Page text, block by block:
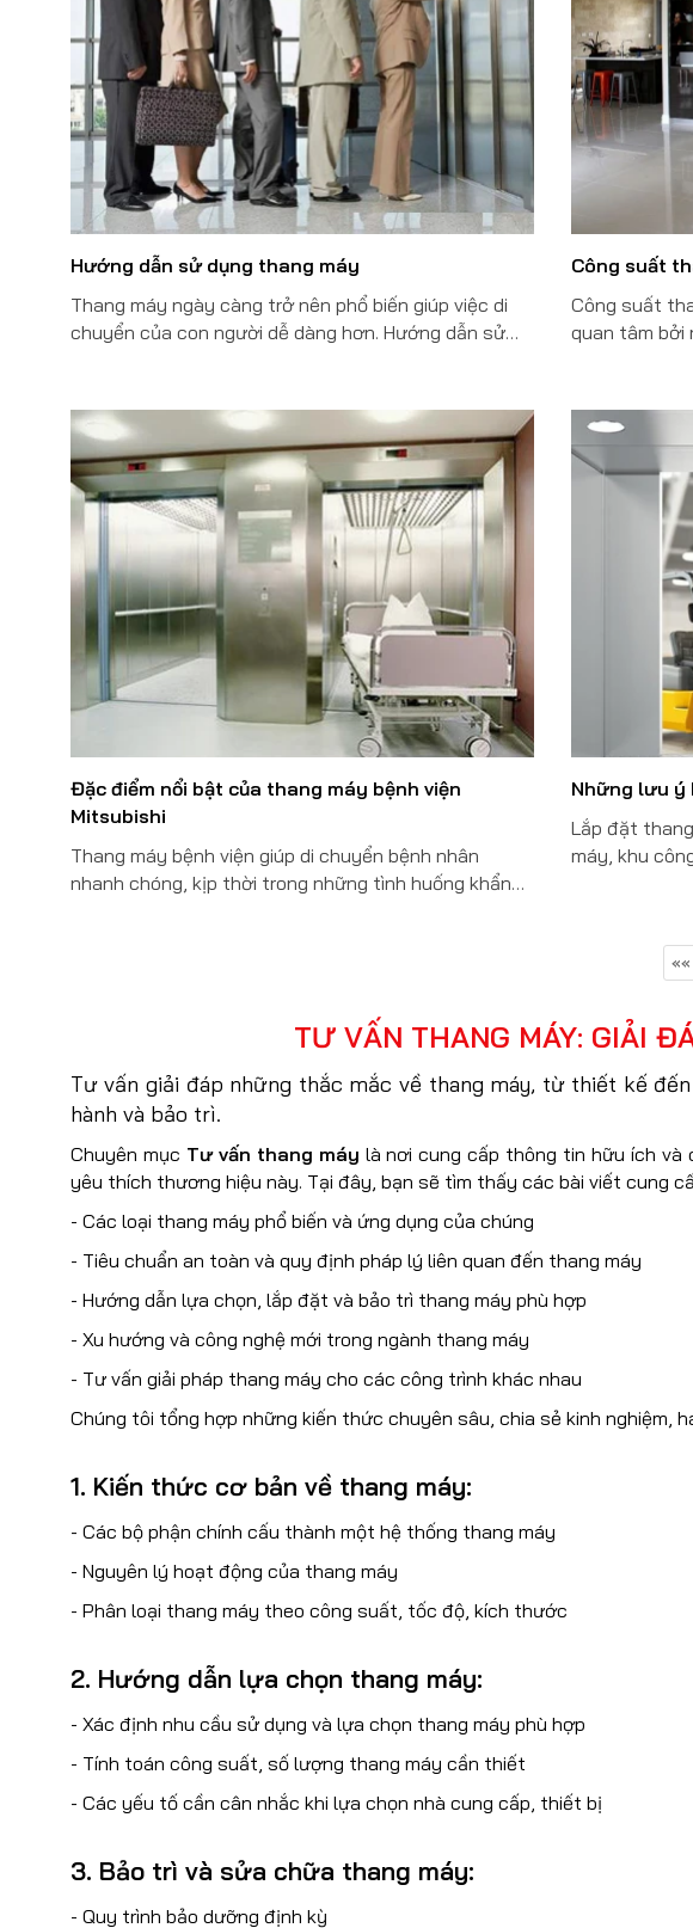
Hướng dẫn sử dụng thang máy
Thang máy ngày càng trở nên phổ biến giúp việc di
chuyển của con người dễ dàng hơn. Hướng dẫn sử
trong quá trình sử dụng.
Công suất
Công suất
quan tâm bởi
kiệm điện,
Đặc điểm nổi bật của thang máy bệnh viện
Mitsubishi
Thang máy bệnh viện giúp di chuyển bệnh nhân
nhanh chóng, kịp thời trong những tình huống khẩn
Những lưu ý
Lắp đặt
máy, khu
««
TƯ VẤN THANG MÁY: GIẢI
Tư vấn giải đáp những thắc mắc về thang máy, từ thiết kế
hành và bảo trì.
Chuyên mục Tư vấn thang máy là nơi cung cấp thông tin hữu ích và
yêu thích thương hiệu này. Tại đây, bạn sẽ tìm thấy các bài viết cung
- Các loại thang máy phổ biến và ứng dụng của chúng
- Tiêu chuẩn an toàn và quy định pháp lý liên quan đến thang máy
- Hướng dẫn lựa chọn, lắp đặt và bảo trì thang máy phù hợp
- Xu hướng và công nghệ mới trong ngành thang máy
- Tư vấn giải pháp thang máy cho các công trình khác nhau
Chúng tôi tổng hợp những kiến thức chuyên sâu, chia sẻ kinh nghiệm,
1. Kiến thức cơ bản về thang máy:
- Các bộ phận chính cấu thành một hệ thống thang máy
- Nguyên lý hoạt động của thang máy
- Phân loại thang máy theo công suất, tốc độ, kích thước
2. Hướng dẫn lựa chọn thang máy:
- Xác định nhu cầu sử dụng và lựa chọn thang máy phù hợp
- Tính toán công suất, số lượng thang máy cần thiết
- Các yếu tố cần cân nhắc khi lựa chọn nhà cung cấp, thiết bị
3. Bảo trì và sửa chữa thang máy:
- Quy trình bảo dưỡng định kỳ